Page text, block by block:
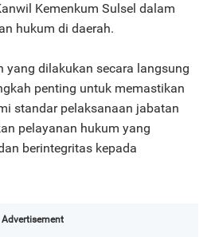
Kemenkum Sulsel dalam
hukum di daerah.
yang dilakukan secara langsung
penting untuk memastikan
standar pelaksanaan jabatan
pelayanan hukum yang
berintegritas kepada
Advertisement